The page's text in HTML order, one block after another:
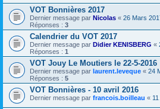
VOT Bonnières 2017
Dernier message par Nicolas « 26 Mars
Réponses : 3
Calendrier du VOT 2017
Dernier message par Didier KENISBERG «
Réponses : 1
VOT Jouy Le Moutiers le 22-5-2016
Dernier message par laurent.leveque « 24
Réponses : 5
VOT Bonnières - 10 avril 2016
Dernier message par francois.boilleau «